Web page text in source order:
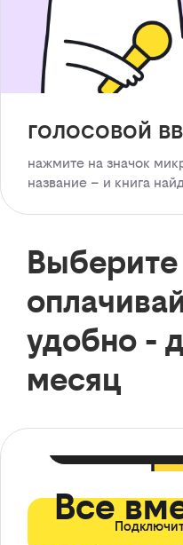
голосовой
нажмите на значок
название – и книга
удобно -
месяц
Все